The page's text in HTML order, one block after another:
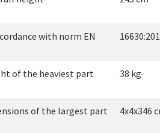
with norm EN
of the heaviest part 38 kg
of the largest part 4x4x346